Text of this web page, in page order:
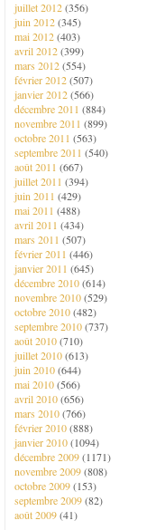
juillet 2012(356)
juin 2012(345)
mai 2012(403)
avril 2012(399)
mars 2012(554)
février 2012(507)
janvier 2012(566)
décembre 2011 (884)
novembre 2011 (899)
octobre 2011 (563)
septembre 2011 (540)
août 2011 (667)
juillet 2011 (394)
juin 2011 (429)
mai 2011 (488)
avril 2011 (434)
mars 2011 (507)
février 2011 (446)
janvier 2011 (645)
décembre 2010(614)
novembre 2010(529)
octobre 2010(482)
septembre 2010(737)
août 2010(710)
juillet 2010(613)
juin 2010(644)
mai 2010(566)
avril 2010(656)
mars 2010(766)
février 2010(888)
janvier 2010(1094)
décembre 2009(1171)
novembre 2009(808)
octobre 2009(153)
septembre 2009(82)
août 2009(41)